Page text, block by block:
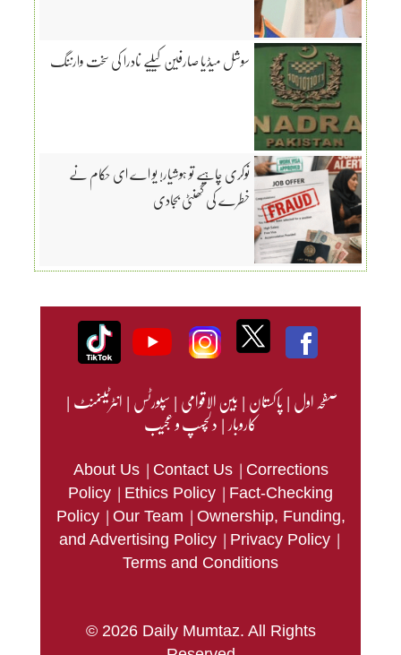
سوشل میڈیا صارفین کیلیے نادرا کی سخت وارننگ
نوکری چاہیے تو ہوشیار! یو اے ای حکام نے
خطرے کی گھنٹی بجادی
صفحہ اول|پاکستان|بین الاقوامی|سپورٹس|انٹرٹینمنٹ|
کاروبار|دلچسپ و عجیب
About Us | Contact Us | Corrections
Policy | Ethics Policy | Fact-Checking
Policy | Our Team | Ownership, Funding,
and Advertising Policy | Privacy Policy |
Terms and Conditions
© 2026 Daily Mumtaz. All Rights